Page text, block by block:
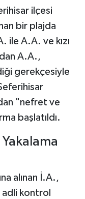
ilçesi
bir plajda
ile A.A. ve kızı
A.A.,
gerekçesiyle
"nefret ve
başlatıldı.
Yakalama
alınan İ.A.,
kontrol